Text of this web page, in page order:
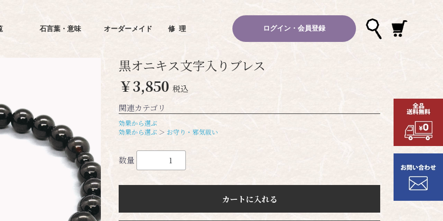
石言葉・意味 オーダーメイド 修理 ログイン・会員登録
黒オニキス文字入りブレス
￥3,850 税込
関連カテゴリ
効果から選ぶ
効果から選ぶ ＞ お守り・邪気祓い
数量
カートに入れる